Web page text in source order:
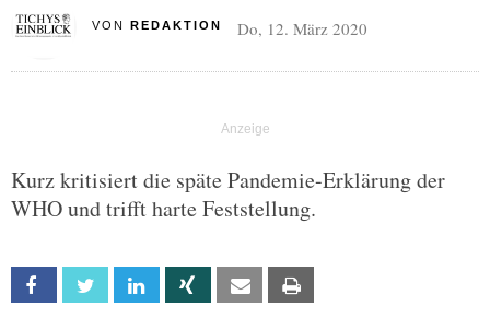
VON REDAKTION Do, 12. März 2020
Kurz kritisiert die späte Pandemie-Erklärung der
WHO und trifft harte Feststellung.
Facebook Twitter Linkedin Xing Email